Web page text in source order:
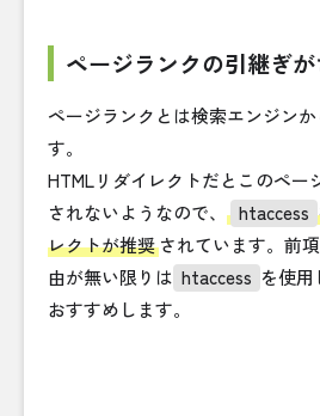
ページランクの引継ぎ
ページランクとは検索エンジン
す。
HTMLリダイレクトだとこのペー
されないようなので、
htaccess
レクトが推奨 されています。前
由が無い限りは htaccess を使用
おすすめします。